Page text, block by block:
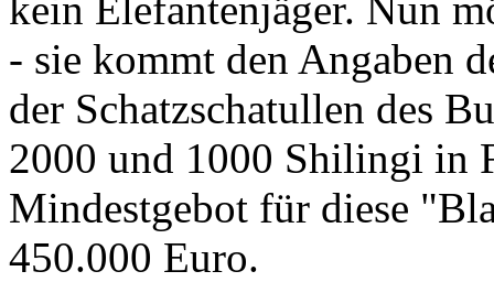
- sie kommt den Angaben
der Schatzschatullen des
2000 und 1000 Shilingi in
Mindestgebot für diese
450.000 Euro.